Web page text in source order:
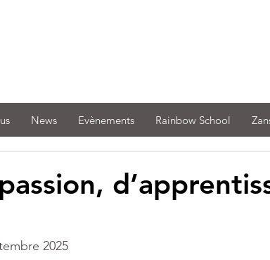
News Evènements Rainbow School
2025